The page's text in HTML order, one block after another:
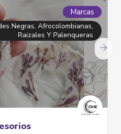
Marcas
Negras, Afrocolombianas,
Raizales Y Palenqueras